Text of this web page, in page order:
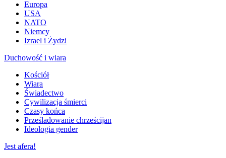
Europa
USA
NATO
Niemcy
Izrael i Żydzi
Duchowość i wiara
Kościół
Wiara
Świadectwo
Cywilizacja śmierci
Czasy końca
Prześladowanie chrześcijan
Ideologia gender
Jest afera!